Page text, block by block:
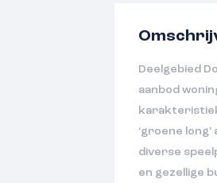
Deelgebied
aanbod
‘groene
diverse
en gezellige